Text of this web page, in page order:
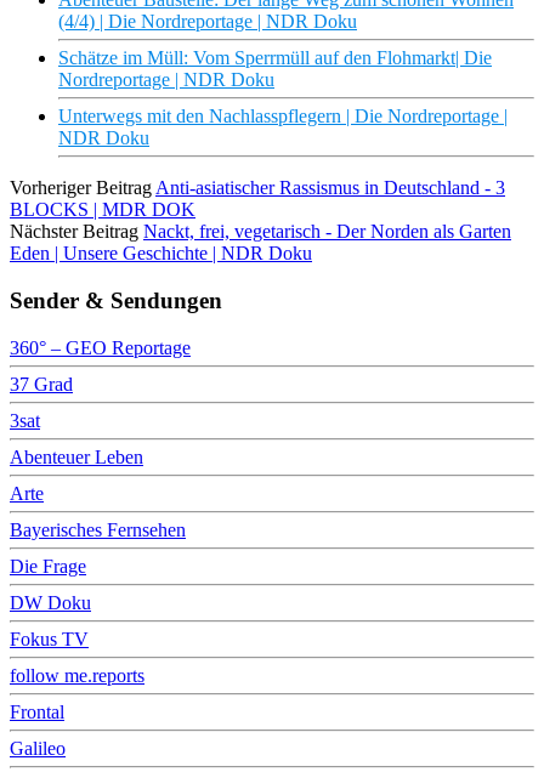
(4/4) | Die Nordreportage | NDR Doku
Schätze im Müll: Vom Sperrmüll auf den Flohmarkt| Die
Nordreportage | NDR Doku
Unterwegs mit den Nachlasspflegern | Die Nordreportage |
NDR Doku
Vorheriger Beitrag Anti-asiatischer Rassismus in Deutschland - 3
BLOCKS | MDR DOK
Nächster Beitrag Nackt, frei, vegetarisch - Der Norden als Garten
Eden | Unsere Geschichte | NDR Doku
Sender & Sendungen
360° – GEO Reportage
37 Grad
3sat
Abenteuer Leben
Arte
Bayerisches Fernsehen
Die Frage
DW Doku
Fokus TV
follow me.reports
Frontal
Galileo